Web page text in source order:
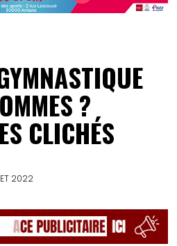
?
CLICHÉS
2022